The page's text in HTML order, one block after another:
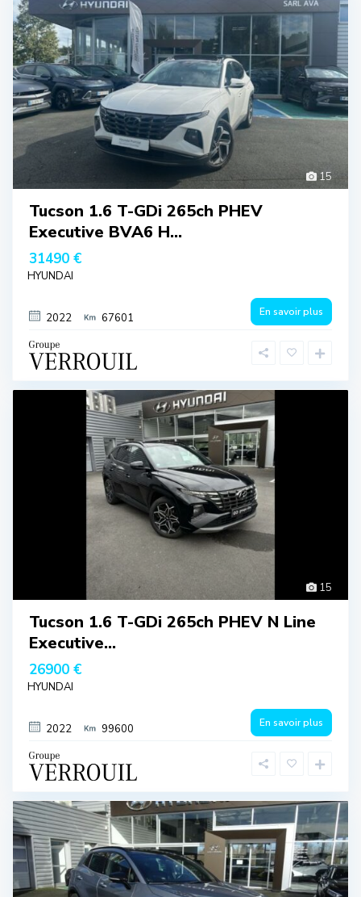
15
Tucson 1.6 T-GDi 265ch PHEV
Executive BVA6 H...
31490 €
HYUNDAI
2022 67601 En savoir plus
15
Tucson 1.6 T-GDi 265ch PHEV N Line
Executive...
26900 €
HYUNDAI
2022 99600 En savoir plus